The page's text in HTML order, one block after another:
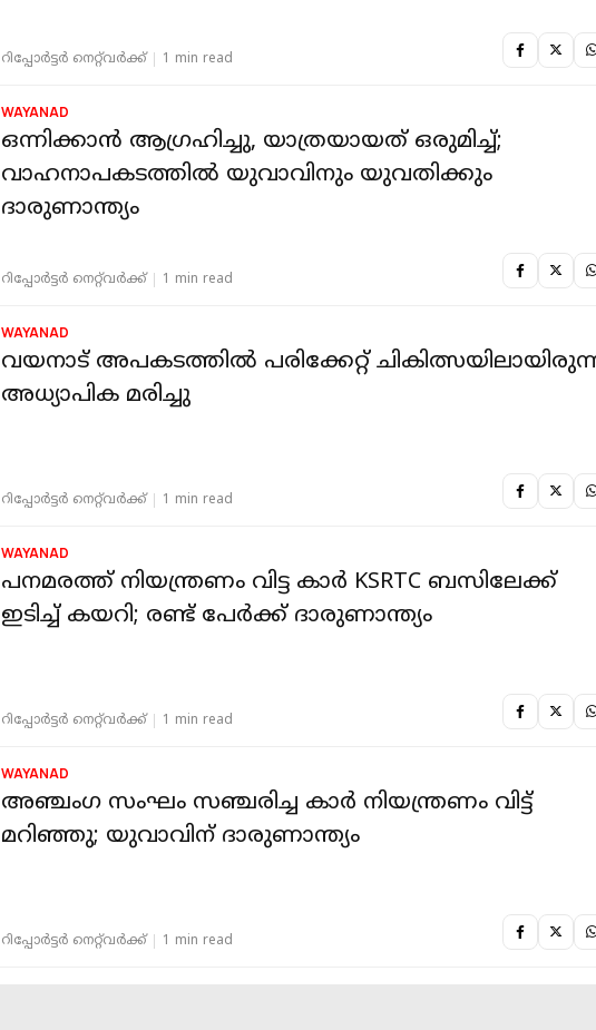
റിപ്പോർട്ടർ നെറ്റ്‌വര്‍ക്ക്‌ 1 min read
WAYANAD
ഒന്നിക്കാന്‍ ആഗ്രഹിച്ചു, യാത്രയായത് ഒരുമിച്ച്;
വാഹനാപകടത്തില്‍ യുവാവിനും യുവതിക്കും
ദാരുണാന്ത്യം
റിപ്പോർട്ടർ നെറ്റ്‌വര്‍ക്ക്‌ 1 min read
WAYANAD
വയനാട് അപകടത്തിൽ പരിക്കേറ്റ്
അധ്യാപിക മരിച്ചു
റിപ്പോർട്ടർ നെറ്റ്‌വര്‍ക്ക്‌ 1 min read
WAYANAD
പനമരത്ത് നിയന്ത്രണം വിട്ട കാർ KSRTC ബസിലേക്ക്
ഇടിച്ച് കയറി; രണ്ട് പേർക്ക് ദാരുണാന്ത്യം
റിപ്പോർട്ടർ നെറ്റ്‌വര്‍ക്ക്‌ 1 min read
WAYANAD
അഞ്ചംഗ സംഘം സഞ്ചരിച്ച കാര്‍ നിയന്ത്രണം വിട്ട്
മറിഞ്ഞു; യുവാവിന് ദാരുണാന്ത്യം
റിപ്പോർട്ടർ നെറ്റ്‌വര്‍ക്ക്‌ 1 min read